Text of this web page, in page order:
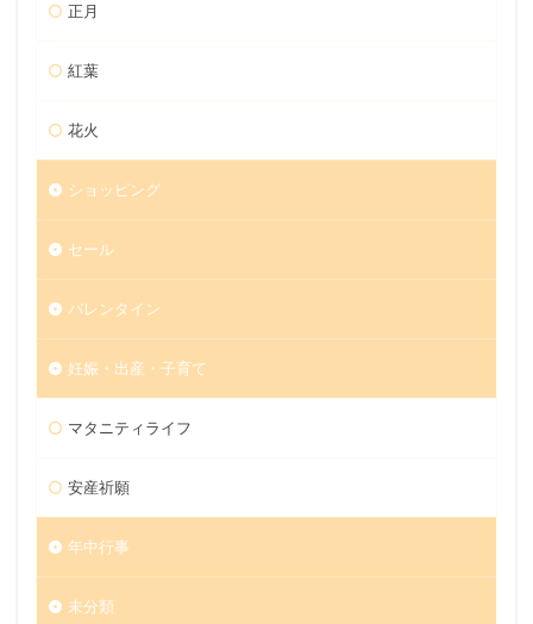
正月
紅葉
花火
ショッピング
セール
バレンタイン
妊娠・出産・子育て
マタニティライフ
安産祈願
年中行事
未分類